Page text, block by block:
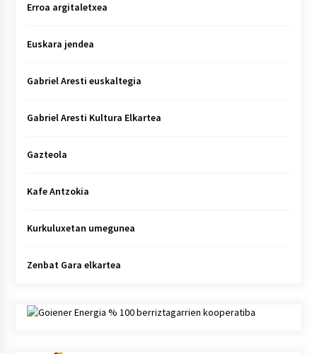
Erroa argitaletxea
Euskara jendea
Gabriel Aresti euskaltegia
Gabriel Aresti Kultura Elkartea
Gazteola
Kafe Antzokia
Kurkuluxetan umegunea
Zenbat Gara elkartea